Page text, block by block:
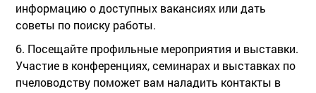
информацию о доступных вакансиях или дать
советы по поиску работы.
6. Посещайте профильные мероприятия и выставки.
Участие в конференциях, семинарах и выставках по
пчеловодству поможет вам наладить контакты в